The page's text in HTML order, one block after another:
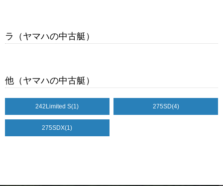
ラ（ヤマハの中古艇）
他（ヤマハの中古艇）
242Limited S(1) 275SD(4)
275SDX(1)